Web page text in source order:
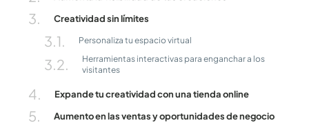
Creatividad sin límites
Personaliza tu espacio virtual
Herramientas interactivas para enganchar a los
visitantes
Expande tu creatividad con una tienda online
Aumento en las ventas y oportunidades de negocio